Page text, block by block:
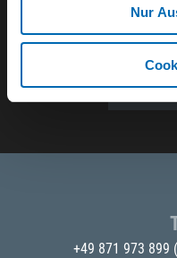
Nur
Der
E-Mail
+49 871 973 899